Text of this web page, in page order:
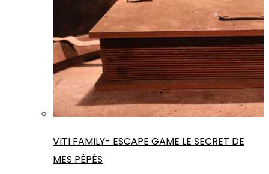
VITI FAMILY- ESCAPE GAME LE SECRET DE
MES PÉPÉS